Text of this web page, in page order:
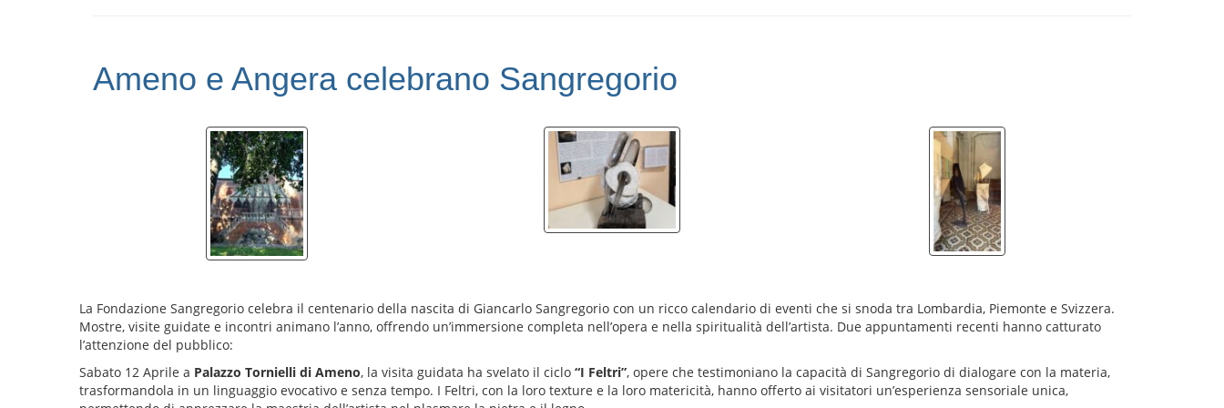
Ameno e Angera celebrano Sangregorio
La Fondazione Sangregorio celebra il centenario della nascita di Giancarlo Sangregorio con un ricco calendario di eventi che si snoda tra Lombardia, Piemonte e Svizzera.
Mostre, visite guidate e incontri animano l’anno, offrendo un’immersione completa nell’opera e nella spiritualità dell’artista. Due appuntamenti recenti hanno catturato
l’attenzione del pubblico:
Sabato 12 Aprile a Palazzo Tornielli di Ameno, la visita guidata ha svelato il ciclo “I Feltri”, opere che testimoniano la capacità di Sangregorio di dialogare con la materia,
trasformandola in un linguaggio evocativo e senza tempo. I Feltri, con la loro texture e la loro matericità, hanno offerto ai visitatori un’esperienza sensoriale unica,